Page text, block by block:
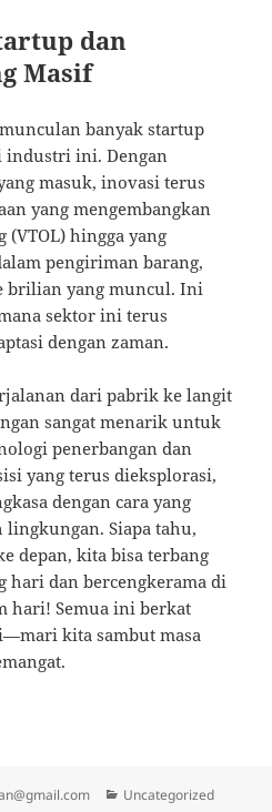
dan
Masif
banyak startup
industri ini. Dengan
masuk, inovasi terus
yang mengembangkan
hingga yang
pengiriman barang,
brilian yang muncul. Ini
sektor ini terus
dengan zaman.
dari pabrik ke langit
sangat menarik untuk
penerbangan dan
yang terus dieksplorasi,
dengan cara yang
Siapa tahu,
depan, kita bisa terbang
hari dan bercengkerama di
hari! Semua ini berkat
kita sambut masa
Categories
Uncategorized